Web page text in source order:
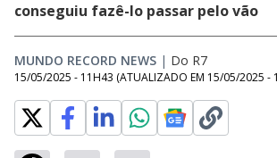
conseguiu fazê-lo passar pelo vão
MUNDO RECORD NEWS | Do R7
15/05/2025 - 11H43 (ATUALIZADO EM 15/05/2025 -